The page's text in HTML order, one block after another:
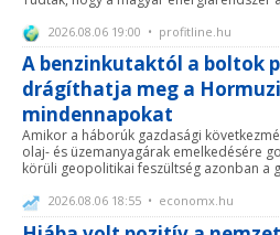
2026.08.06 19:00 • profitline.hu
A benzinkutaktól a boltok
drágíthatja meg a
mindennapokat
Amikor a háborúk gazdasági
olaj- és üzemanyagárak emelkedésére
körüli geopolitikai feszültség azonban a
2026.08.06 18:55 • economx.hu